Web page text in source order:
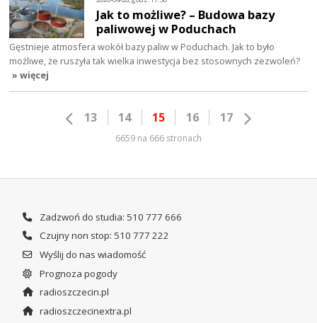
Jak to możliwe? – Budowa bazy
paliwowej w Poduchach
Gęstnieje atmosfera wokół bazy paliw w Poduchach. Jak to było
możliwe, że ruszyła tak wielka inwestycja bez stosownych zezwoleń?
» więcej
13 14 15 16 17
6659 na 666 stronach
Zadzwoń do studia: 510 777 666
Czujny non stop: 510 777 222
Wyślij do nas wiadomość
Prognoza pogody
radioszczecin.pl
radioszczecinextra.pl